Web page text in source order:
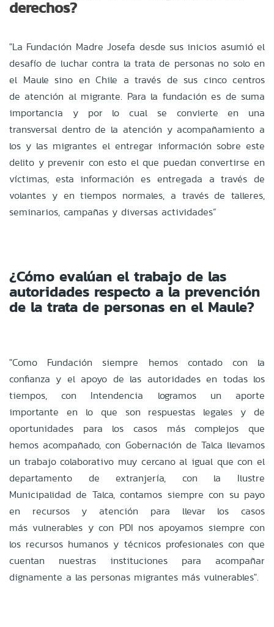
derechos?
"La Fundación Madre Josefa desde sus inicios asumió el
desafío de luchar contra la trata de personas no solo en
el Maule sino en Chile a través de sus cinco centros
deatención al migrante. Para la fundación es de suma
importancia y por lo cual se convierte en una
transversal dentro de la atención y acompañamiento a
los y las migrantes el entregar información sobre este
delito y prevenir con esto el que puedanconvertirse en
víctimas, esta información es entregada a través de
volantes y en tiempos normales, a través de talleres,
seminarios, campañas y diversas actividades”
¿Cómo evalúan el trabajo de las
autoridades respecto a la prevención
de la trata de personas en el Maule?
"Como Fundación siempre hemos contado con la
confianza y el apoyo de las autoridades en todas los
tiempos, con Intendencia logramos un aporte
importante en lo que son respuestas legales y de
oportunidades para los casos más complejos que
hemosacompañado, con Gobernación de Talca llevamos
un trabajo colaborativo muy cercano al igual que con el
departamento de extranjería, con la Ilustre
Municipalidad de Talca,contamos siempre con su payo
en recursos y atención para llevar los casos
más vulnerables y con PDI nos apoyamos siempre con
los recursos humanos y técnicos profesionales con que
cuentan nuestras instituciones para acompañar
dignamente a las personas migrantes más vulnerables".